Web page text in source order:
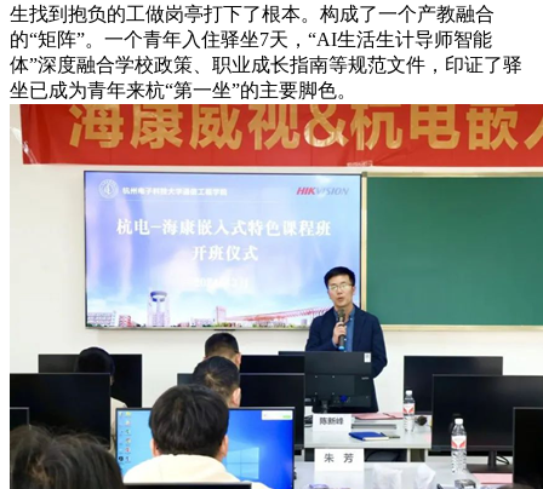
生找到抱负的工做岗亭打下了根本。构成了一个产教融合
的“矩阵”。一个青年入住驿坐7天，“AI生活生计导师智能
体”深度融合学校政策、职业成长指南等规范文件，印证了驿
坐已成为青年来杭“第一坐”的主要脚色。